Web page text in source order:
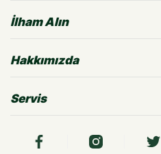
İlham Alın
Hakkımızda
Servis